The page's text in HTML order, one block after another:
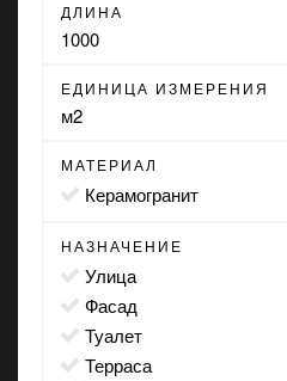
ДЛИНА
1000
ЕДИНИЦА ИЗМЕРЕНИЯ
м2
МАТЕРИАЛ
Керамогранит
НАЗНАЧЕНИЕ
улица
фасад
туалет
терраса